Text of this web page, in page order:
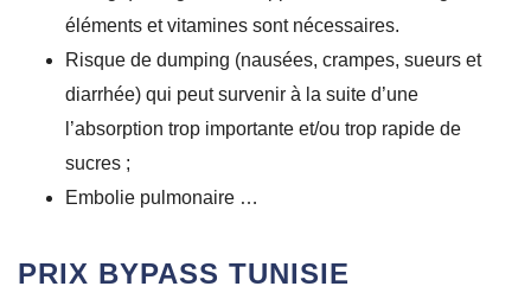
éléments et vitamines sont nécessaires.
Risque de dumping (nausées, crampes, sueurs et
diarrhée) qui peut survenir à la suite d’une
l’absorption trop importante et/ou trop rapide de
sucres ;
Embolie pulmonaire …
PRIX BYPASS TUNISIE